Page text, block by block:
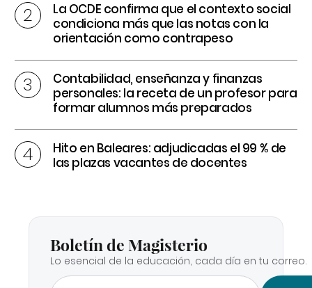
La OCDE confirma que el contexto social
condiciona más que las notas con la
orientación como contrapeso
Contabilidad, enseñanza y finanzas
personales: la receta de un profesor para
formar alumnos más preparados
Hito en Baleares: adjudicadas el 99 % de
las plazas vacantes de docentes
Boletín de Magisterio
Lo esencial de la educación, cada día en tu correo.